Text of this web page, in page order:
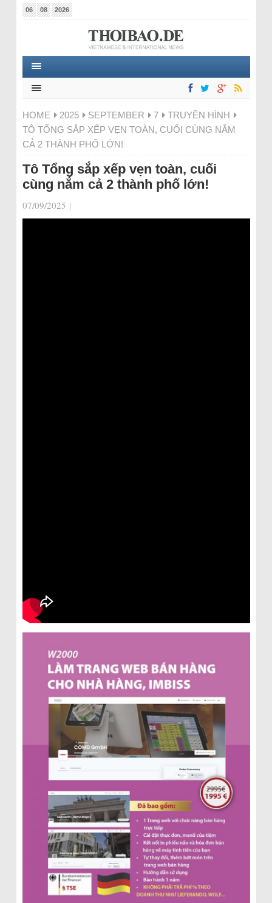
06 08 2026
HOME 2025 SEPTEMBER 7
TRUYỀN HÌNH
TÔ TỔNG SẮP XẾP VẸN TOÀN, CUỐI CÙNG NẮM
CẢ 2 THÀNH PHỐ LỚN!
Tô Tổng sắp xếp vẹn toàn, cuối
cùng nắm cả 2 thành phố lớn!
07/09/2025 |